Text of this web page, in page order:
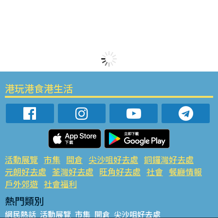
港玩港食港生活
活動展覽 市集 開倉 尖沙咀好去處 銅鑼灣好去處
元朗好去處 荃灣好去處 旺角好去處 社會 餐廳情報
戶外郊遊 社會福利
熱門類別
網民熱話 活動展覽 市集 開倉 尖沙咀好去處